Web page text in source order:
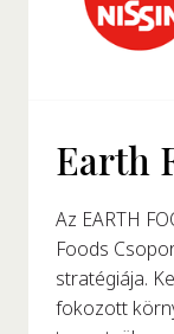
Earth
Az EARTH
Foods
stratégiája.
fokozott